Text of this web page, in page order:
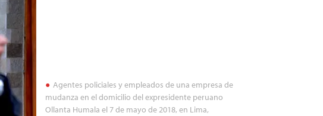
Agentes policiales y empleados de una empresa de
mudanza en el domicilio del expresidente peruano
Ollanta Humala el 7 de mayo de 2018, en Lima,